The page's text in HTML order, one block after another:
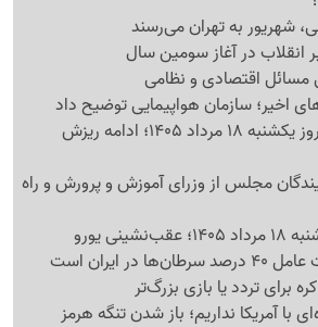
شهریور به تهران می‌رسند
انقلاب در آغاز سومین سال
اقتصادی و نظامی
اخیر؛ سازمان هواپیمایی توضیح داد
قیمت طلا و سکه امروز یکشنبه 18 مرداد 1405؛ ادامه ریزش
نمایندگان مجلس از وزرای آموزش و پرورش و راه
یورو
ایران است
برای تردد یا بازی بزرگ‌تر
با آمریکا نداریم؛ باز شدن تنگه هرمز